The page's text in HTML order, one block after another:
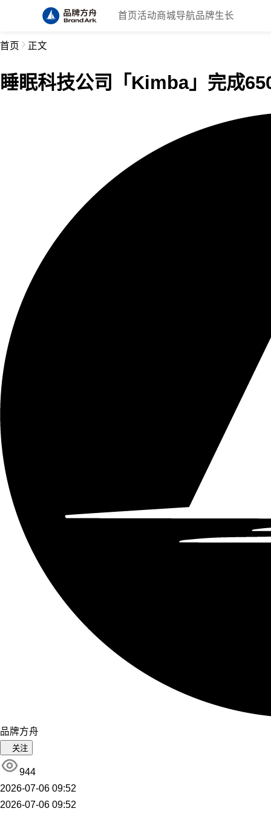
首页 活动商城导航品牌生长
首页 正文
睡眠科技公司「Kimba」完成
品牌方舟
关注
944
2026-07-06 09:52
2026-07-06 09:52